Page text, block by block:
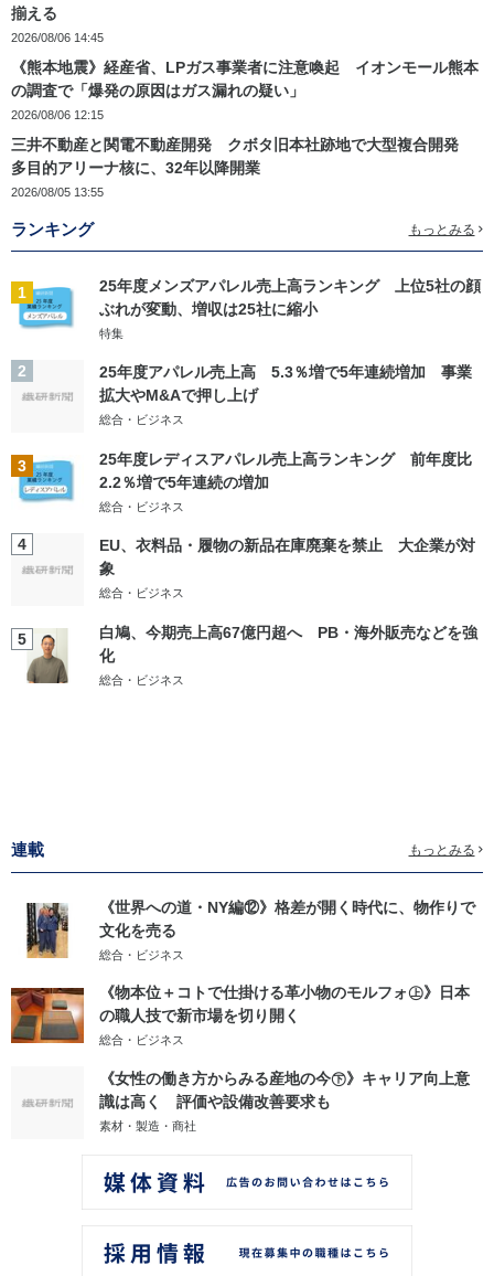
揃える
2026/08/06 14:45
《熊本地震》経産省、LPガス事業者に注意喚起 イオンモール熊本
の調査で「爆発の原因はガス漏れの疑い」
2026/08/06 12:15
三井不動産と関電不動産開発 クボタ旧本社跡地で大型複合開発
多目的アリーナ核に、32年以降開業
2026/08/05 13:55
ランキング もっとみる
1
25年度メンズアパレル売上高ランキング 上位5社の顔
ぶれが変動、増収は25社に縮小
特集
2
25年度アパレル売上高 5.3％増で5年連続増加 事業
拡大やM&Aで押し上げ
総合・ビジネス
3
25年度レディスアパレル売上高ランキング 前年度比
2.2％増で5年連続の増加
総合・ビジネス
4
EU、衣料品・履物の新品在庫廃棄を禁止 大企業が対
象
総合・ビジネス
5
白鳩、今期売上高67億円超へ PB・海外販売などを強
化
総合・ビジネス
連載 もっとみる
《世界への道・NY編⑫》格差が開く時代に、物作りで
文化を売る
総合・ビジネス
《物本位＋コトで仕掛ける革小物のモルフォ㊤》日本
の職人技で新市場を切り開く
総合・ビジネス
《女性の働き方からみる産地の今㊦》キャリア向上意
識は高く 評価や設備改善要求も
素材・製造・商社